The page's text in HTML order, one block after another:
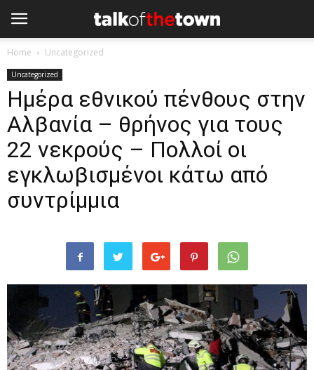
Home Uncategorized
Uncategorized
Ημέρα εθνικού πένθους στην
Αλβανία – θρήνος για τους
22 νεκρούς – Πολλοί οι
εγκλωβισμένοι κάτω από
συντρίμμια